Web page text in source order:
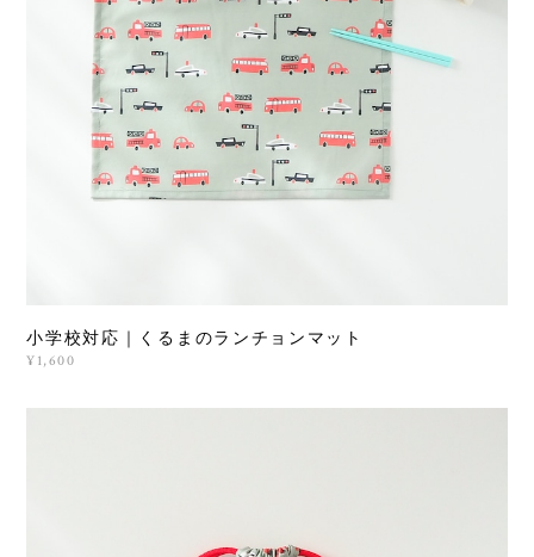
小学校対応｜くるまのランチョンマット
¥1,600